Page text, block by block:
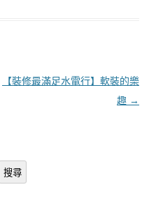
【裝修最滿足水電行】軟裝的樂
趣 →
搜尋